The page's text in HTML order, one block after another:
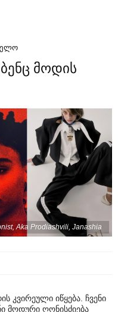
მოდის
Aka Prodiashvili, Janashia
კვირეული იწყება. ჩვენი
მოდური ღონისძიება